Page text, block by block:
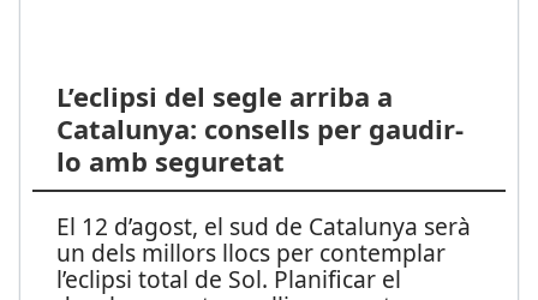
L’eclipsi del segle arriba a
Catalunya: consells per gaudir-
lo amb seguretat
El 12 d’agost, el sud de Catalunya serà
un dels millors llocs per contemplar
l’eclipsi total de Sol. Planificar el